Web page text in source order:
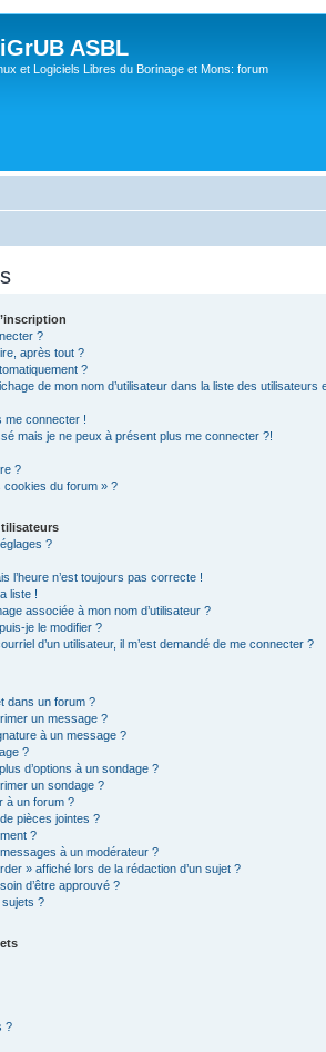
ASBL
et Logiciels Libres du Borinage et Mons: forum
?
après tout ?
?
de mon nom d’utilisateur dans la liste des utilisateurs
me connecter !
mais je ne peux à présent plus me connecter ?!
?
cookies du forum » ?
?
l’heure n’est toujours pas correcte !
liste !
associée à mon nom d’utilisateur ?
je le modifier ?
d’un utilisateur, il m’est demandé de me connecter ?
dans un forum ?
un message ?
à un message ?
?
d’options à un sondage ?
un sondage ?
à un forum ?
pièces jointes ?
?
à un modérateur ?
» affiché lors de la rédaction d’un sujet ?
d’être approuvé ?
?
?